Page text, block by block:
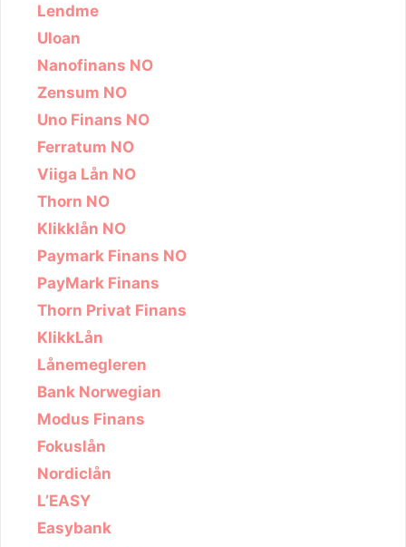
Lendme
Uloan
Nanofinans NO
Zensum NO
Uno Finans NO
Ferratum NO
Viiga Lån NO
Thorn NO
Klikklån NO
Paymark Finans NO
PayMark Finans
Thorn Privat Finans
KlikkLån
Lånemegleren
Bank Norwegian
Modus Finans
Fokuslån
Nordiclån
L’EASY
Easybank